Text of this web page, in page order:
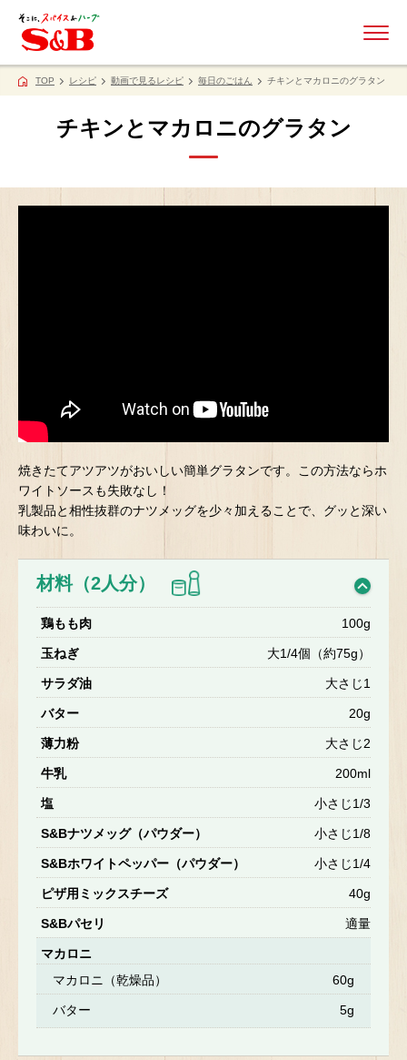
TOP レシピ 動画で見るレシピ 毎日のごはん チキンとマカロニのグラタン
チキンとマカロニのグラタン
焼きたてアツアツがおいしい簡単グラタンです。この方法ならホ
ワイトソースも失敗なし！
乳製品と相性抜群のナツメッグを少々加えることで、グッと深い
味わいに。
材料（2人分）
鶏もも肉 100g
玉ねぎ 大1/4個（約75g）
サラダ油 大さじ1
バター 20g
薄力粉 大さじ2
牛乳 200ml
塩 小さじ1/3
S&Bナツメッグ（パウダー） 小さじ1/8
S&Bホワイトペッパー（パウダー） 小さじ1/4
ピザ用ミックスチーズ 40g
S&Bパセリ 適量
マカロニ
マカロニ（乾燥品）
60g
バター 5g